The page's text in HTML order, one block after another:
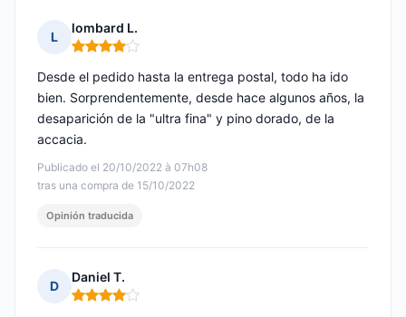
L
lombard L.
Nota: 4 de 5
Publicado el 20/10/2022 à 07h08
tras una compra de 15/10/2022
Desde el pedido hasta la entrega postal, todo ha ido
bien. Sorprendentemente, desde hace algunos años, la
desaparición de la "ultra fina" y pino dorado, de la
accacia.
Opinión traducida
D
Daniel T.
Nota: 4 de 5